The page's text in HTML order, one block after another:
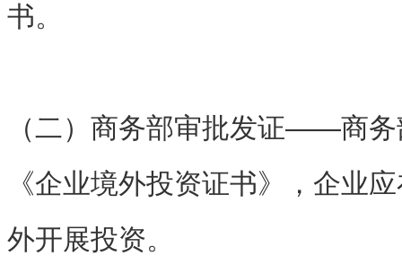
书。
（二）商务部审批发证——商
《企业境外投资证书》，企业
外开展投资。